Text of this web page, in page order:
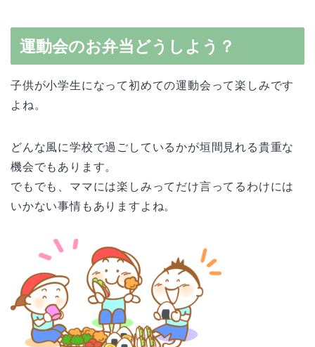
運動会のお弁当どうしよう？
子供が小学生になって初めての運動会って楽しみです
よね。
どんな風に学校で過ごしているかが垣間見れる貴重な
機会でもあります。
でもでも、ママには楽しみってだけ言ってるわけには
いかない事情もありますよね。